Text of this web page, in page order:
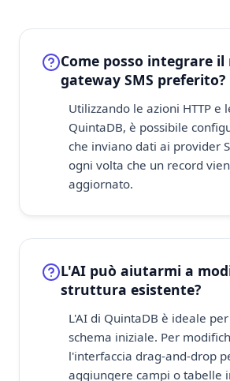
Come posso integrare il
gateway SMS preferito?
Utilizzando le azioni HTTP e
QuintaDB, è possibile
che inviano dati ai provider
ogni volta che un record
aggiornato.
L'AI può aiutarmi a
struttura esistente?
L'AI di QuintaDB è ideale
schema iniziale. Per
l'interfaccia drag-and-drop
aggiungere campi o tabelle